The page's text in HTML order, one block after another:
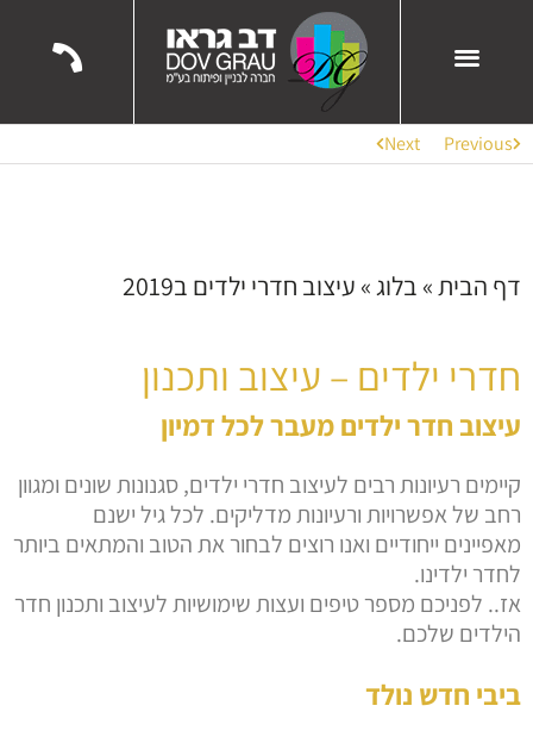
Previous
Next
דף הבית» בלוג» עיצוב חדרי ילדים ב2019
חדרי ילדים – עיצוב ותכנון
עיצוב חדר ילדים מעבר לכל דמיון
קיימים רעיונות רבים לעיצוב חדרי ילדים, סגנונות שונים ומגוון
רחב של אפשרויות ורעיונות מדליקים. לכל גיל ישנם
מאפיינים ייחודיים ואנו רוצים לבחור את הטוב והמתאים ביותר
לחדר ילדינו.
אז.. לפניכם מספר טיפים ועצות שימושיות לעיצוב ותכנון חדר
הילדים שלכם.
ביבי חדש נולד